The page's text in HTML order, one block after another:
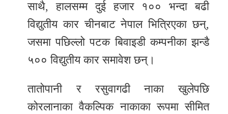
साथै, हालसम्म दुई हजार १०० भन्दा बढी
विद्युतीय कार चीनबाट नेपाल भित्रिएका छन्,
जसमा पछिल्लो पटक बिवाइडी कम्पनीका झन्डै
५०० विद्युतीय कार समावेश छन्।
तातोपानी र रसुवागढी नाका खुलेपछि
कोरलानाका वैकल्पिक नाकाका रूपमा सीमित